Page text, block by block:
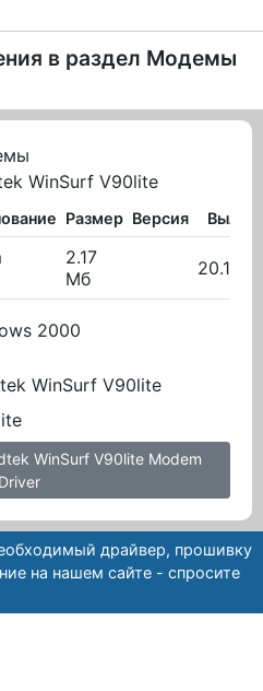
в раздел Модемы
WinSurf V90lite
Размер Версия
2.17
Мб
2000
WinSurf V90lite
WinSurf V90lite Modem
Driver
драйвер, прошивку
на нашем сайте - спросите